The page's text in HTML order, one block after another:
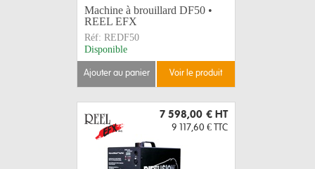
Machine à brouillard DF50 •
REEL EFX
Réf: REDF50
Disponible
ajouter au panier voir le produit
7 598,00 € HT
9 117,60 € TTC